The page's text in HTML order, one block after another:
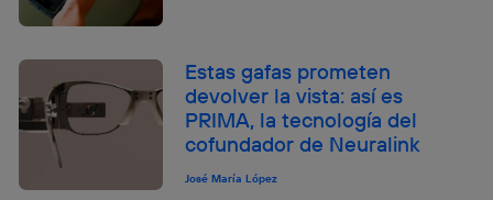
Estas gafas prometen
devolver la vista: así es
PRIMA, la tecnología del
cofundador de Neuralink
José María López